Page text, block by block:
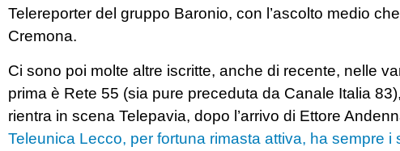
Telereporter del gruppo Baronio, con l’ascolto medio
Cremona.
Ci sono poi molte altre iscritte, anche di recente, nelle
prima è Rete 55 (sia pure preceduta da Canale Italia
rientra in scena Telepavia, dopo l’arrivo di Ettore
Teleunica Lecco, per fortuna rimasta attiva, ha sempre i